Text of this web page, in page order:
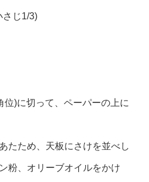
じ1/3)
)に切って、ペーパーの上に
たため、天板にさけを並べし
粉、オリーブオイルをかけ